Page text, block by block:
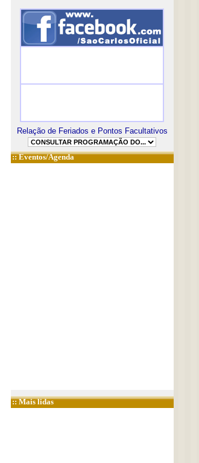
Relação de Feriados e Pontos Facultativos
::Eventos/Agenda
:: Mais lidas